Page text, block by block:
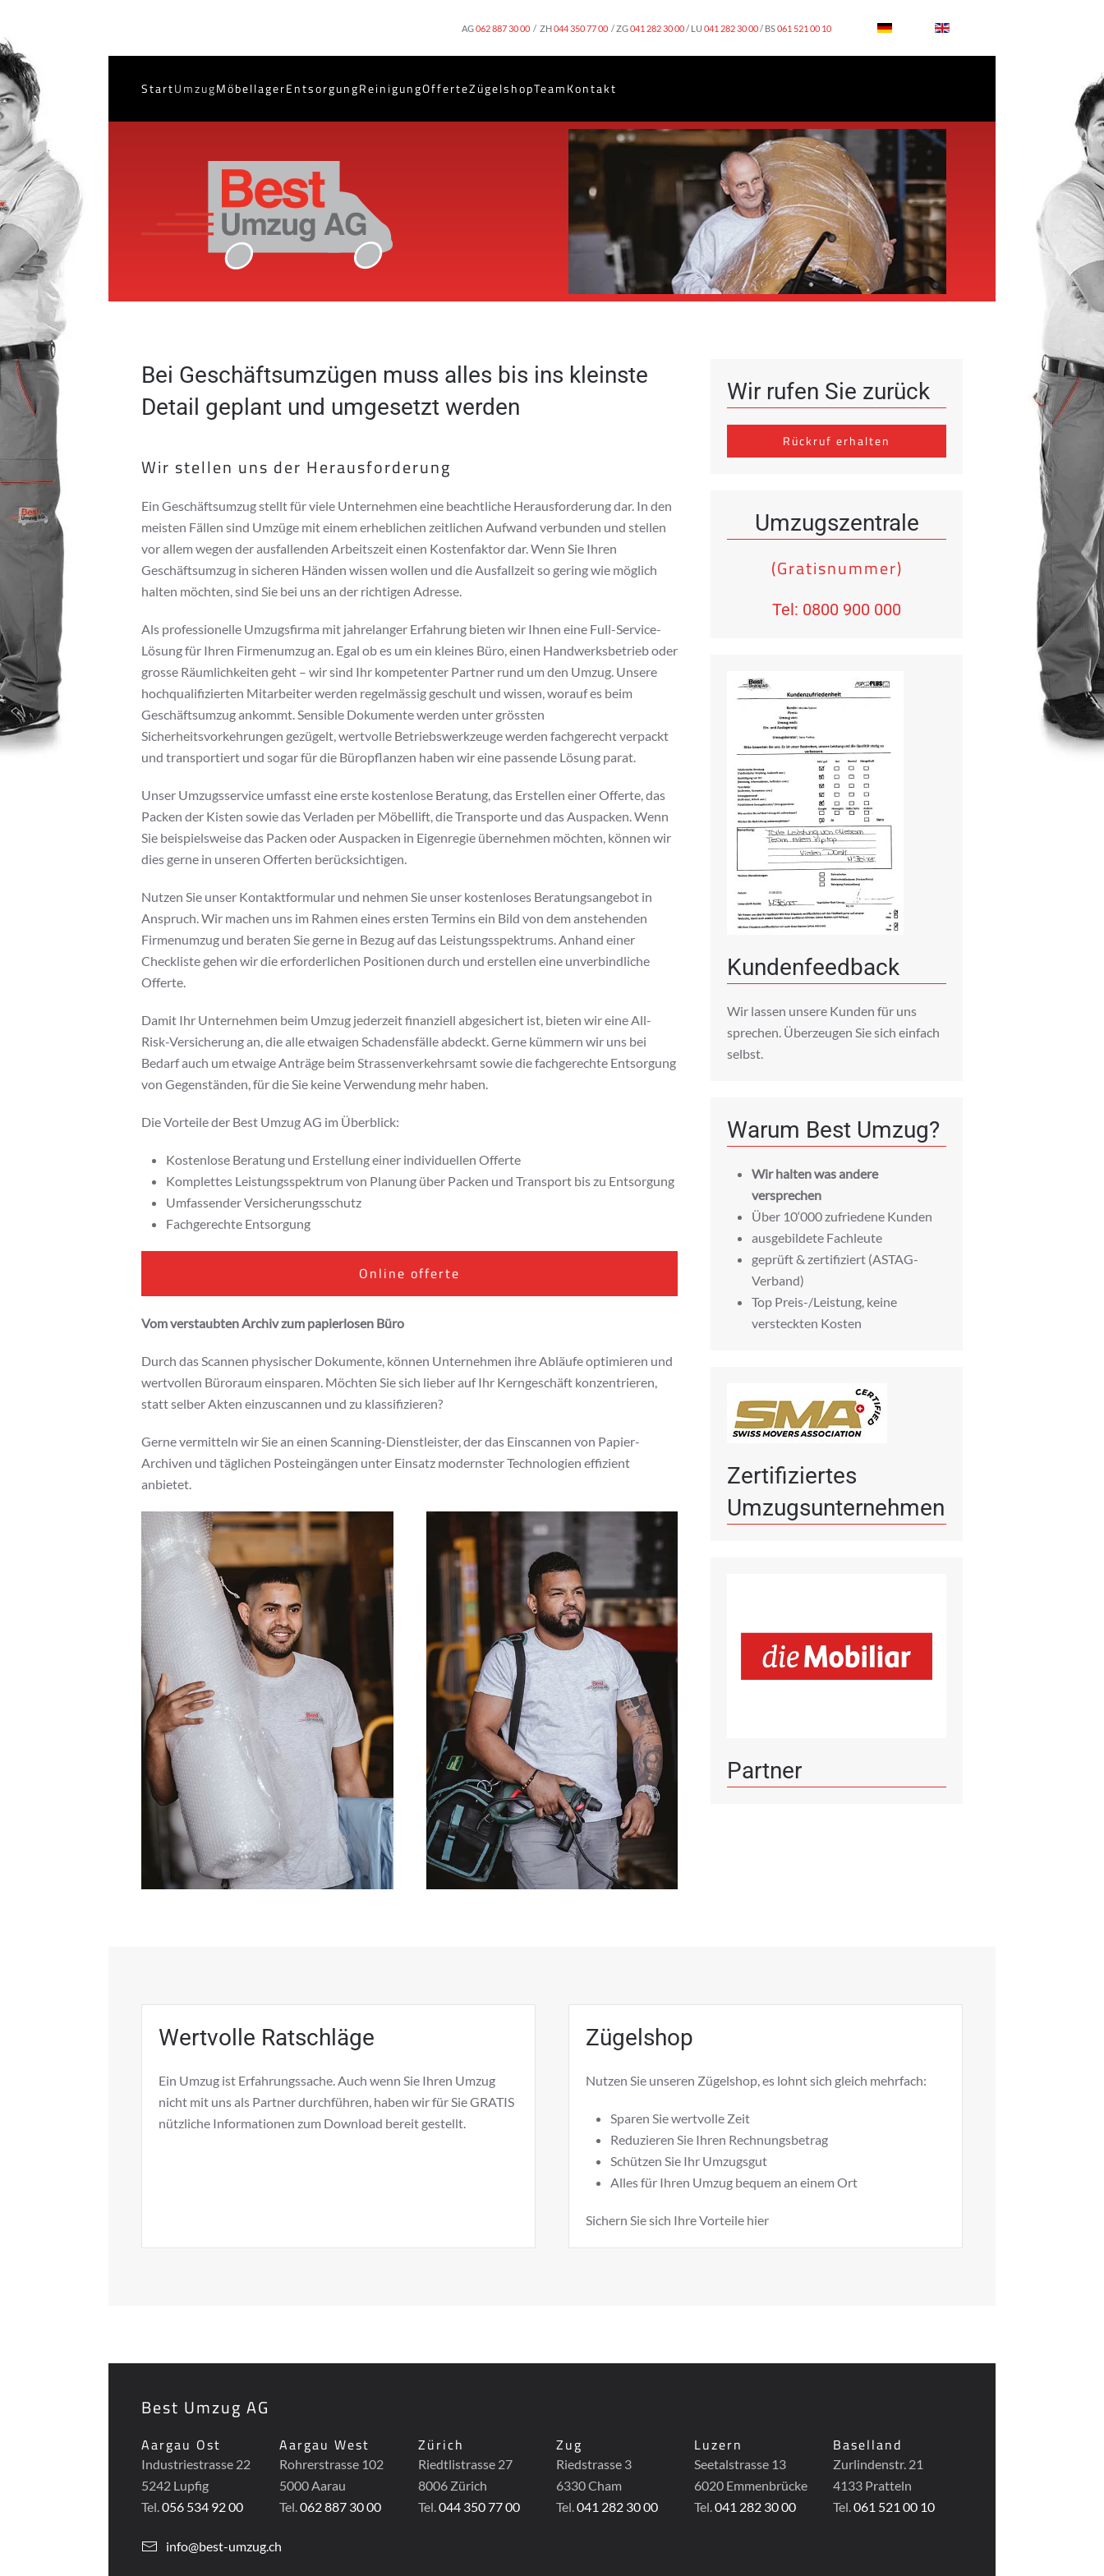
AG062 887 30 00 / ZH044 350 77 00 / ZG041 282 30 00 / LU 041 282 30 00 / BS061 521 00 10
StartUmzugMöbellagerEntsorgungReinigungOfferteZügelshopTeamKontakt
Bei Geschäftsumzügen muss alles bis ins kleinste
Detail geplant und umgesetzt werden
Wir stellen uns der Herausforderung
Ein Geschäftsumzug stellt für viele Unternehmen eine beachtliche Herausforderung dar. In den
meisten Fällen sind Umzüge mit einem erheblichen zeitlichen Aufwand verbunden und stellen
vor allem wegen der ausfallenden Arbeitszeit einen Kostenfaktor dar. Wenn Sie Ihren
Geschäftsumzug in sicheren Händen wissen wollen und die Ausfallzeit so gering wie möglich
halten möchten, sind Sie bei uns an der richtigen Adresse.
Als professionelle Umzugsfirma mit jahrelanger Erfahrung bieten wir Ihnen eine Full-Service-
Lösung für Ihren Firmenumzug an. Egal ob es um ein kleines Büro, einen Handwerksbetrieb oder
grosse Räumlichkeiten geht – wir sind Ihr kompetenter Partner rund um den Umzug. Unsere
hochqualifizierten Mitarbeiter werden regelmässig geschult und wissen, worauf es beim
Geschäftsumzug ankommt. Sensible Dokumente werden unter grössten
Sicherheitsvorkehrungen gezügelt, wertvolle Betriebswerkzeuge werden fachgerecht verpackt
und transportiert und sogar für die Büropflanzen haben wir eine passende Lösung parat.
Unser Umzugsservice umfasst eine erste kostenlose Beratung, das Erstellen einer Offerte, das
Packen der Kisten sowie das Verladen per Möbellift, die Transporte und das Auspacken. Wenn
Sie beispielsweise das Packen oder Auspacken in Eigenregie übernehmen möchten, können wir
dies gerne in unseren Offerten berücksichtigen.
Nutzen Sie unser Kontaktformular und nehmen Sie unser kostenloses Beratungsangebot in
Anspruch. Wir machen uns im Rahmen eines ersten Termins ein Bild von dem anstehenden
Firmenumzug und beraten Sie gerne in Bezug auf das Leistungsspektrums. Anhand einer
Checkliste gehen wir die erforderlichen Positionen durch und erstellen eine unverbindliche
Offerte.
Damit Ihr Unternehmen beim Umzug jederzeit finanziell abgesichert ist, bieten wir eine All-
Risk-Versicherung an, die alle etwaigen Schadensfälle abdeckt. Gerne kümmern wir uns bei
Bedarf auch um etwaige Anträge beim Strassenverkehrsamt sowie die fachgerechte Entsorgung
von Gegenständen, für die Sie keine Verwendung mehr haben.
Die Vorteile der Best Umzug AG im Überblick:
Kostenlose Beratung und Erstellung einer individuellen Offerte
Komplettes Leistungsspektrum von Planung über Packen und Transport bis zu Entsorgung
Umfassender Versicherungsschutz
Fachgerechte Entsorgung
Online offerte
Vom verstaubten Archiv zum papierlosen Büro
Durch das Scannen physischer Dokumente, können Unternehmen ihre Abläufe optimieren und
wertvollen Büroraum einsparen. Möchten Sie sich lieber auf Ihr Kerngeschäft konzentrieren,
statt selber Akten einzuscannen und zu klassifizieren?
Gerne vermitteln wir Sie an einen Scanning-Dienstleister, der das Einscannen von Papier-
Archiven und täglichen Posteingängen unter Einsatz modernster Technologien effizient
anbietet.
Wir rufen Sie zurück
Rückruf erhalten
Umzugszentrale
(Gratisnummer)
Tel: 0800 900 000
Kundenfeedback
Wir lassen unsere Kunden für uns
sprechen. Überzeugen Sie sich einfach
selbst.
Warum Best Umzug?
Wir halten was andere
versprechen
Über 10‘000 zufriedene Kunden
ausgebildete Fachleute
geprüft & zertifiziert (ASTAG-
Verband)
Top Preis-/Leistung, keine
versteckten Kosten
Zertifiziertes
Umzugsunternehmen
Partner
Wertvolle Ratschläge
Ein Umzug ist Erfahrungssache. Auch wenn Sie Ihren Umzug
nicht mit uns als Partner durchführen, haben wir für Sie GRATIS
nützliche Informationen zum Download bereit gestellt.
Zügelshop
Nutzen Sie unseren Zügelshop, es lohnt sich gleich mehrfach:
Sparen Sie wertvolle Zeit
Reduzieren Sie Ihren Rechnungsbetrag
Schützen Sie Ihr Umzugsgut
Alles für Ihren Umzug bequem an einem Ort
Sichern Sie sich Ihre Vorteile hier
Best Umzug AG
Aargau Ost
Industriestrasse 22
5242 Lupfig
Tel.056 534 92 00
Aargau West
Rohrerstrasse 102
5000 Aarau
Tel.062 887 30 00
Zürich
Riedtlistrasse 27
8006 Zürich
Tel.044 350 77 00
Zug
Riedstrasse 3
6330 Cham
Tel.041 282 30 00
Luzern
Seetalstrasse 13
6020 Emmenbrücke
Tel.041 282 30 00
Baselland
Zurlindenstr. 21
4133 Pratteln
Tel.061 521 00 10
info@best-umzug.ch